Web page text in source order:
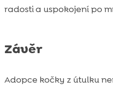
radosti a uspokojení po
Závěr
Adopce kočky z útulku